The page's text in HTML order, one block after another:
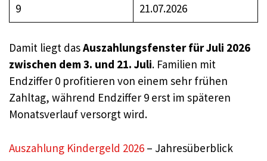
9
21.07.2026
Damit liegt dasAuszahlungsfenster für Juli 2026
zwischen dem 3. und 21. Juli. Familien mit
Endziffer 0 profitieren von einem sehr frühen
Zahltag, während Endziffer 9 erst im späteren
Monatsverlauf versorgt wird.
Auszahlung Kindergeld 2026 – Jahresüberblick